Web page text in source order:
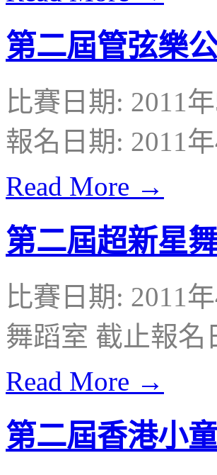
第二屆管弦樂
比賽日期: 2011
報名日期: 2011
Read More →
第二屆超新星
比賽日期: 2011
舞蹈室 截止報名
Read More →
第二屆香港小